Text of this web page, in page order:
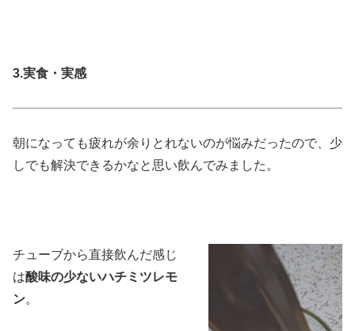
3.実食・実感
朝になっても疲れが余りとれないのが悩みだったので、少
しでも解決できるかなと思い飲んでみました。
チューブから直接飲んだ感じ
は酸味の少ないハチミツレモ
ン。